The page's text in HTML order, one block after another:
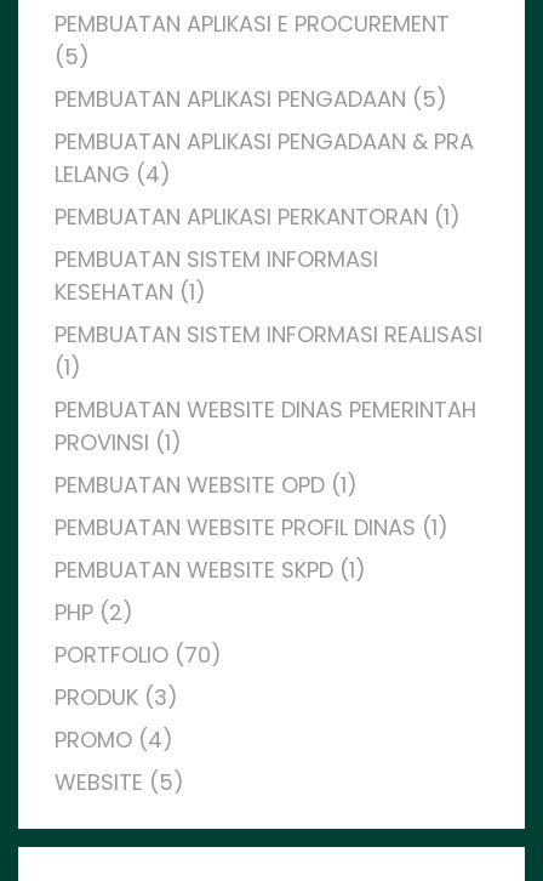
PEMBUATAN APLIKASI E PROCUREMENT
(5)
PEMBUATAN APLIKASI PENGADAAN (5)
PEMBUATAN APLIKASI PENGADAAN & PRA
LELANG (4)
PEMBUATAN APLIKASI PERKANTORAN (1)
PEMBUATAN SISTEM INFORMASI
KESEHATAN (1)
PEMBUATAN SISTEM INFORMASI REALISASI
(1)
PEMBUATAN WEBSITE DINAS PEMERINTAH
PROVINSI (1)
PEMBUATAN WEBSITE OPD (1)
PEMBUATAN WEBSITE PROFIL DINAS (1)
PEMBUATAN WEBSITE SKPD (1)
PHP (2)
PORTFOLIO (70)
PRODUK (3)
PROMO (4)
WEBSITE (5)